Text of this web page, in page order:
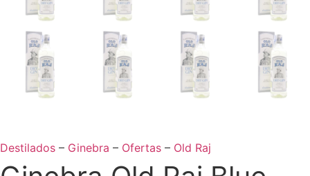
Destilados – Ginebra – Ofertas – Old Raj